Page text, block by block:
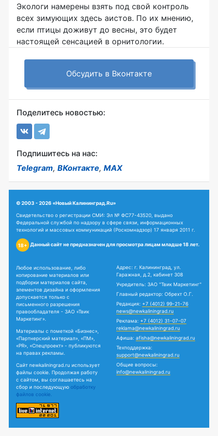
Экологи намерены взять под свой контроль
всех зимующих здесь аистов. По их мнению,
если птицы доживут до весны, это будет
настоящей сенсацией в орнитологии.
Обсудить в Вконтакте
Поделитесь новостью:
Подпишитесь на нас:
Telegram, ВКонтакте, MAX
© 2003 - 2026 «Новый Калининград.Ru»
Свидетельство о регистрации СМИ: Эл № ФС77-43520, выдано
Федеральной службой по надзору в сфере связи, информационных
технологий и массовых коммуникаций (Роскомнадзор) 17 января 2011 г.
18+ Данный сайт не предназначен для просмотра лицам младше 18 лет.
Любое использование, либо
копирование материалов или
подборки материалов сайта,
элементов дизайна и оформления
допускается только с
письменного разрешения
правообладателя - ЗАО «Твик
Маркетинг».
Материалы с пометкой «Бизнес»,
«Партнерский материал», «ПМ»,
«PR», «Спецпроект» - публикуются
на правах рекламы.
Сайт newkaliningrad.ru использует
файлы cookie. Продолжая работу
с сайтом, вы соглашаетесь на
сбор и последующую обработку
файлов cookie.
Адрес: г. Калининград, ул.
Гаражная, д.2, кабинет 308
Учредитель: ЗАО "Твик Маркетинг"
Главный редактор: Обрехт О.Г.
Редакция: +7 (4012) 99-21-76
news@newkaliningrad.ru
Реклама: +7 (4012) 31-07-07
reklama@newkaliningrad.ru
Афиша: afisha@newkaliningrad.ru
Техподдержка:
support@newkaliningrad.ru
Общие вопросы:
info@newkaliningrad.ru